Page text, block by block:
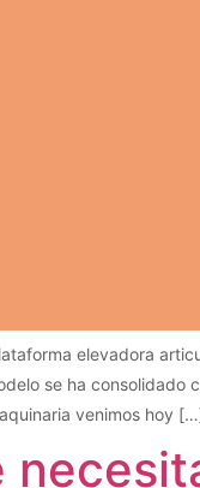
elevadora
se ha
venimos hoy